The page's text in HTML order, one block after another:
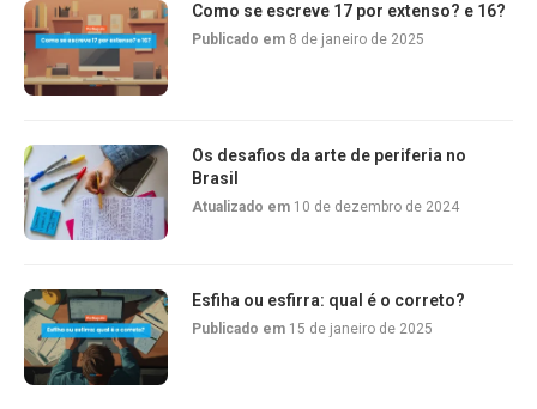
Como se escreve 17 por extenso? e 16?
Publicado em 8 de janeiro de 2025
Os desafios da arte de periferia no
Brasil
Atualizado em 10 de dezembro de 2024
Esfiha ou esfirra: qual é o correto?
Publicado em 15 de janeiro de 2025